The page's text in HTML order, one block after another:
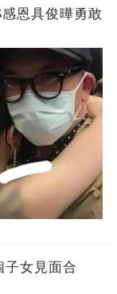
恩具俊曄勇敢
子女見面合